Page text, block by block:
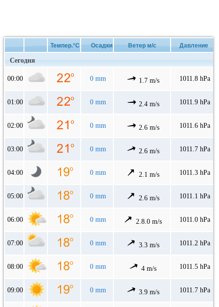
Темпер.°C Осадки Ветер м/с Давление
Сегодня
00:00 0 mm 1.7 m/s 1011.8 hPa
01:00 0 mm 2.4 m/s 1011.9 hPa
02:00 0 mm 2.6 m/s 1011.6 hPa
03:00 0 mm 2.6 m/s 1011.7 hPa
04:00 0 mm 2.1 m/s 1011.3 hPa
05:00 0 mm 2.6 m/s 1011.1 hPa
06:00 0 mm 2.8.0 m/s 1011.0 hPa
07:00 0 mm 3.3 m/s 1011.2 hPa
08:00 0 mm 4 m/s 1011.5 hPa
09:00 0 mm 3.9 m/s 1011.7 hPa